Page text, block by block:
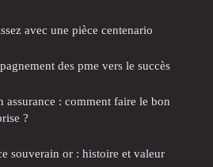
avec une pièce centenario
des pme vers le succès
assurance : comment faire le bon
?
souverain or : histoire et valeur